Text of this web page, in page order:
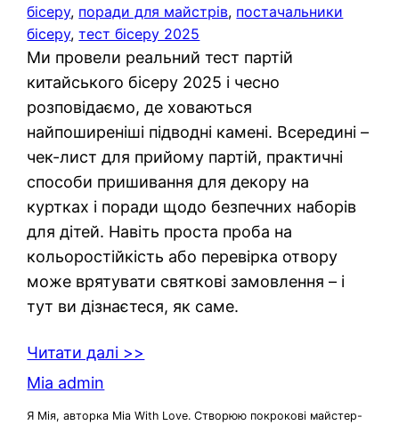
бісеру, поради для майстрів, постачальники
бісеру, тест бісеру 2025
Ми провели реальний тест партій
китайського бісеру 2025 і чесно
розповідаємо, де ховаються
найпоширеніші підводні камені. Всередині –
чек-лист для прийому партій, практичні
способи пришивання для декору на
куртках і поради щодо безпечних наборів
для дітей. Навіть проста проба на
кольоростійкість або перевірка отвору
може врятувати святкові замовлення – і
тут ви дізнаєтеся, як саме.
Читати далі >>
Mia admin
Я Мія, авторка Mia With Love. Створюю покрокові майстер-